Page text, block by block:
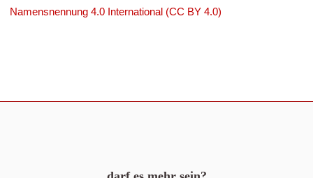
Namensnennung 4.0 International (CC BY 4.0)